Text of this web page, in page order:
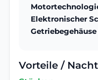
Elektronischer
Getriebegehäuse
Vorteile /